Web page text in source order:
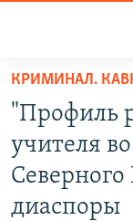
доступа
основному
содержанию
ПРОГРАММЫ
ПОДКАСТЫ
АВТОРСКИЕ
КРИМИНАЛ.
"Профиль
учителя
Северного
диаспоры